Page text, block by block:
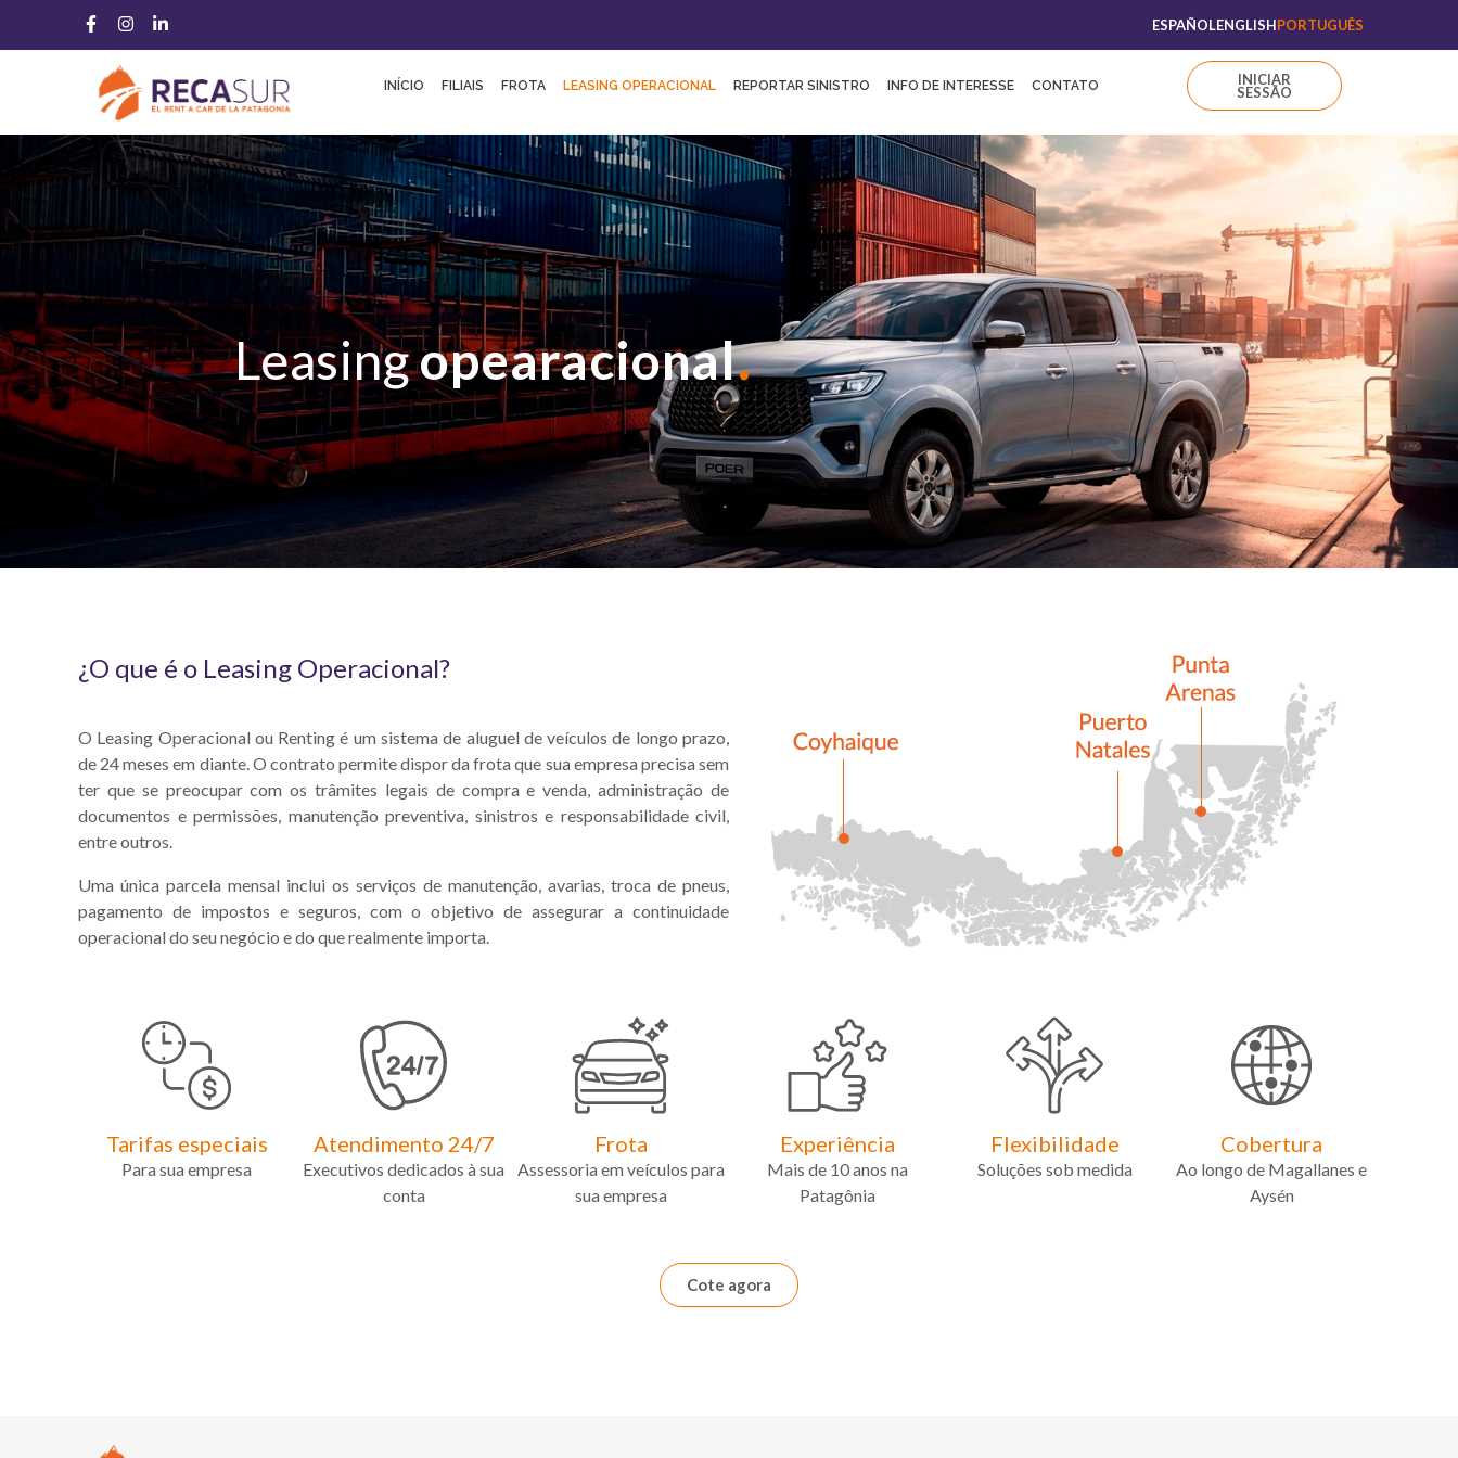
ESPAÑOLENGLISHPORTUGUÊS
INÍCIO FILIAIS FROTA LEASING OPERACIONAL REPORTAR SINISTRO INFO DE INTERESSE CONTATO INICIAR
SESSÃO
Leasingopearacional.
¿O que é o Leasing Operacional?
O Leasing Operacional ou Renting é um sistema de aluguel de veículos de longo prazo,
de 24 meses em diante. O contrato permite dispor da frota que sua empresa precisa sem
ter que se preocupar com os trâmites legais de compra e venda, administração de
documentos e permissões, manutenção preventiva, sinistros e responsabilidade civil,
entre outros.
Uma única parcela mensal inclui os serviços de manutenção, avarias, troca de pneus,
pagamento de impostos e seguros, com o objetivo de assegurar a continuidade
operacional do seu negócio e do que realmente importa.
Tarifas especiais
Para sua empresa
Atendimento 24/7
Executivos dedicados à sua
conta
Frota
Assessoria em veículos para
sua empresa
Experiência
Mais de 10 anos na
Patagônia
Flexibilidade
Soluções sob medida
Cobertura
Ao longo de Magallanes e
Aysén
Cote agora